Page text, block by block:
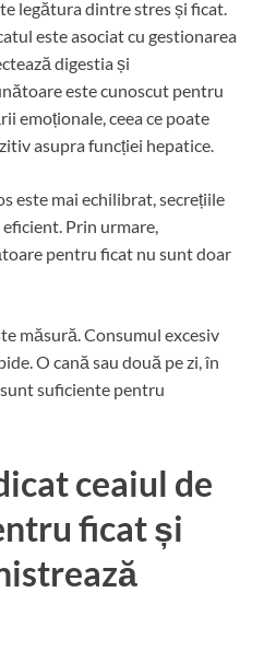
legătura dintre stres și ficat.
este asociat cu gestionarea
digestia și
este cunoscut pentru
emoționale, ceea ce poate
asupra funcției hepatice.
este mai echilibrat, secrețiile
Prin urmare,
pentru ficat nu sunt doar
măsură. Consumul excesiv
O cană sau două pe zi, în
suficiente pentru
ceaiul de
ficat și